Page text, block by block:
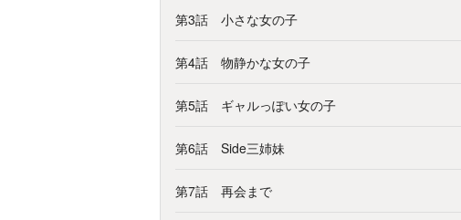
第3話 小さな女の子
第4話 物静かな女の子
第5話 ギャルっぽい女の子
第6話 Side三姉妹
第7話 再会まで